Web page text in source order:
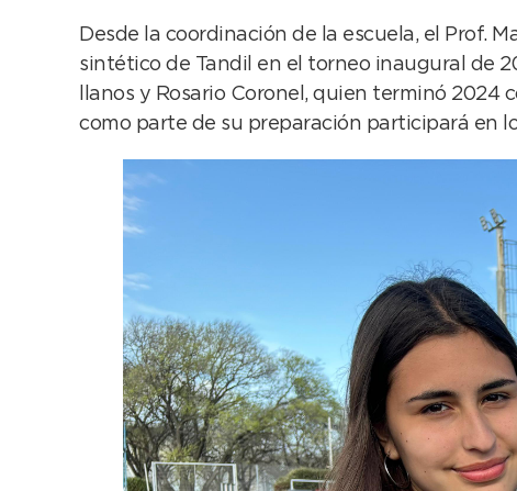
Desde la coordinación de la escuela, el Prof.
sintético de Tandil en el torneo inaugural de
llanos y Rosario Coronel, quien terminó
como parte de su preparación participará en